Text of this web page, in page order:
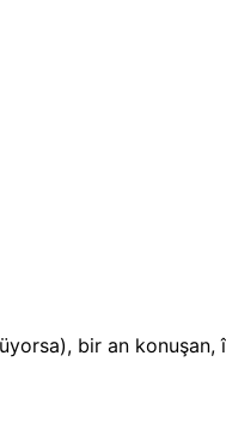
bir an